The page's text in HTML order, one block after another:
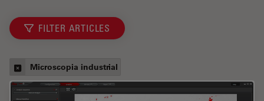
FILTER ARTICLES
Microscopia industrial